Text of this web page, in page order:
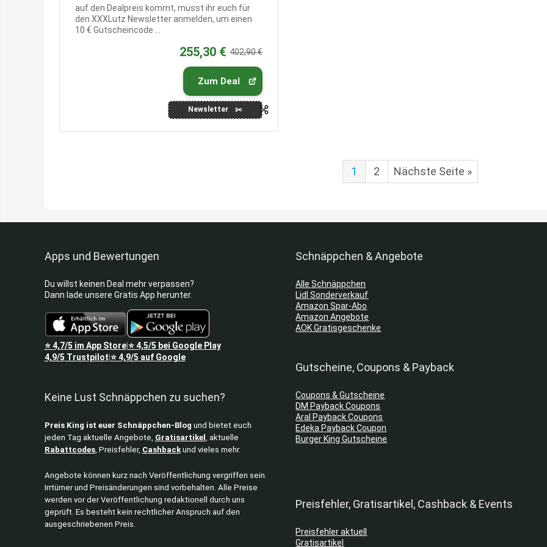
auf den Dealpreis kommt, müsst ihr euch für
den XXXLutz Newsletter anmelden, um einen
10 € Gutscheincode ...
255,30 € 402,90 €
Zum Deal
Newsletter
1 2 Nächste Seite »
Apps und Bewertungen
Du willst keinen Deal mehr verpassen?
Dann lade unsere Gratis App herunter.
⭐4,7/5 im App Store|⭐4,5/5 bei Google Play
4,9/5 Trustpilot ⭐4,9/5 auf Google
Keine Lust Schnäppchen zu suchen?
Preis King ist euer Schnäppchen-Blog und bietet euch
jeden Tag aktuelle Angebote, Gratisartikel , aktuelle
Rabattcodes, Preisfehler, Cashbackund vieles mehr.
Angebote können kurz nach Veröffentlichung vergriffen sein.
Irrtümer und Preisänderungen sind vorbehalten. Alle Preise
werden vor der Veröffentlichung redaktionell durch uns
geprüft. Es besteht kein rechtlicher Anspruch auf den
ausgeschriebenen Preis.
Schnäppchen & Angebote
Alle Schnäppchen
Lidl Sonderverkauf
Amazon Spar-Abo
Amazon Angebote
AOK Gratisgeschenke
Gutscheine, Coupons & Payback
Coupons & Gutscheine
DM Payback Coupons
Aral Payback Coupons
Edeka Payback Coupon
Burger King Gutscheine
Preisfehler, Gratisartikel, Cashback & Events
Preisfehler aktuell
Gratisartikel